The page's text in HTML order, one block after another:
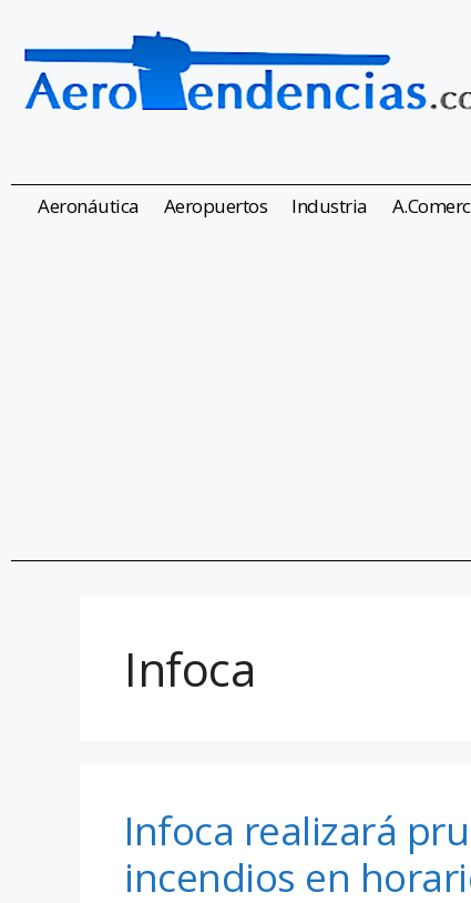
Aeronáutica Aeropuertos Industria
Infoca
Infoca realizará
incendios en